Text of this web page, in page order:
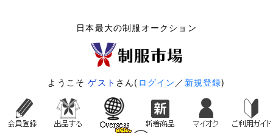
日本最大の制服オークション
ようこそゲスト さん( ログイン ／ 新規登録)